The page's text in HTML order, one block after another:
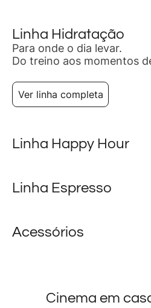
Linha Hidratação
Para onde o dia levar.
Do treino aos momentos
Ver linha completa
Linha Happy Hour
Linha Espresso
Acessórios
Cinema em